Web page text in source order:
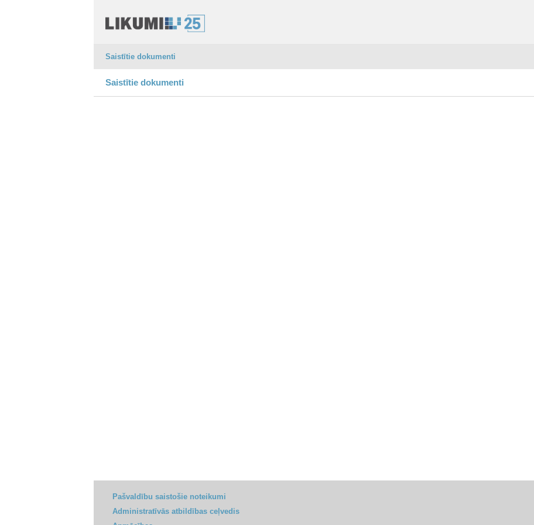
Saistītie dokumenti
Saistītie dokumenti
Pašvaldību saistošie noteikumi
Administratīvās atbildības ceļvedis